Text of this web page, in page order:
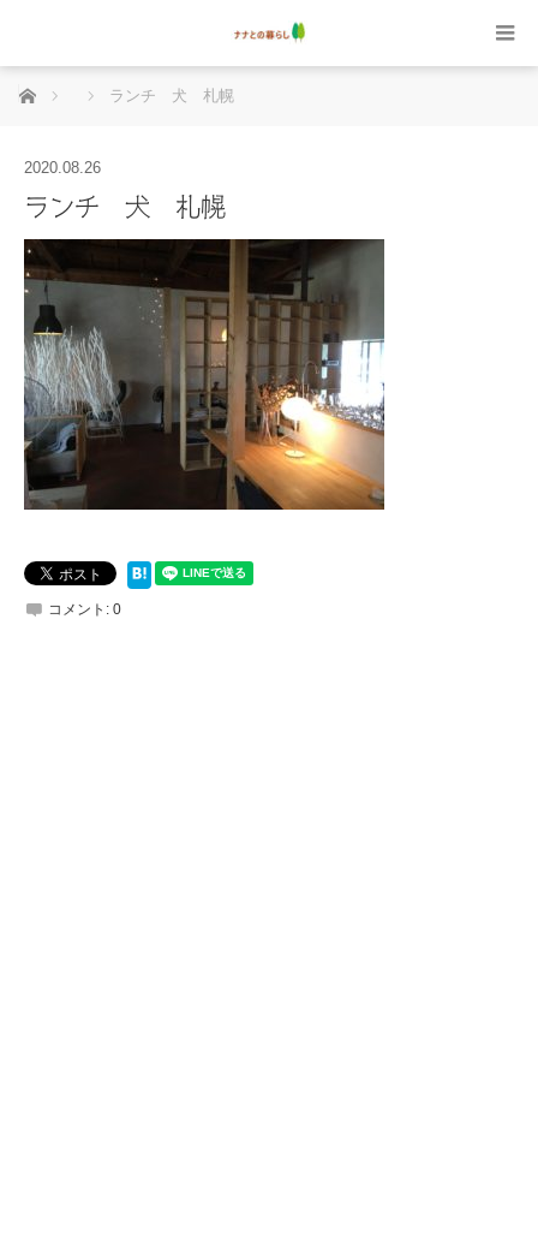
ホーム ランチ 犬 札幌
2020.08.26
ランチ 犬 札幌
コメント: 0